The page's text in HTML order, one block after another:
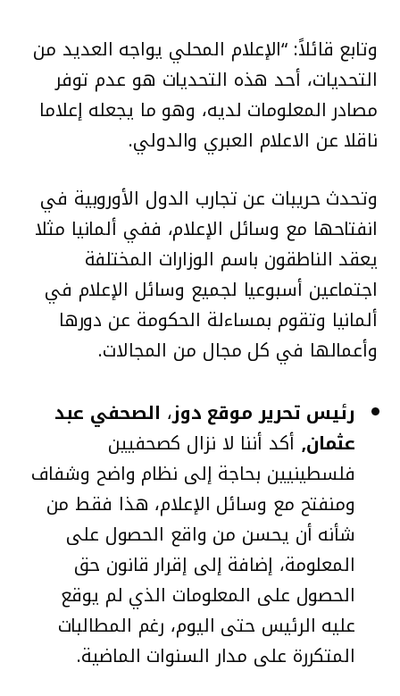
وتابع قائلاً: “الإعلام المحلي يواجه العديد من
التحديات، أحد هذه التحديات هو عدم توفر
مصادر المعلومات لديه، وهو ما يجعله إعلاما
ناقلا عن الاعلام العبري والدولي.
وتحدث حريبات عن تجارب الدول الأوروبية في
انفتاحها مع وسائل الإعلام، ففي ألمانيا مثلا
يعقد الناطقون باسم الوزارات المختلفة
اجتماعين أسبوعيا لجميع وسائل الإعلام في
ألمانيا وتقوم بمساءلة الحكومة عن دورها
وأعمالها في كل مجال من المجالات.
رئيس تحرير موقع دوز، الصحفي عبد
عثمان٫ أكد أننا لا نزال كصحفيين
فلسطينيين بحاجة إلى نظام واضح وشفاف
ومنفتح مع وسائل الإعلام، هذا فقط من
شأنه أن يحسن من واقع الحصول على
المعلومة، إضافة إلى إقرار قانون حق
الحصول على المعلومات الذي لم يوقع
عليه الرئيس حتى اليوم، رغم المطالبات
المتكررة على مدار السنوات الماضية.